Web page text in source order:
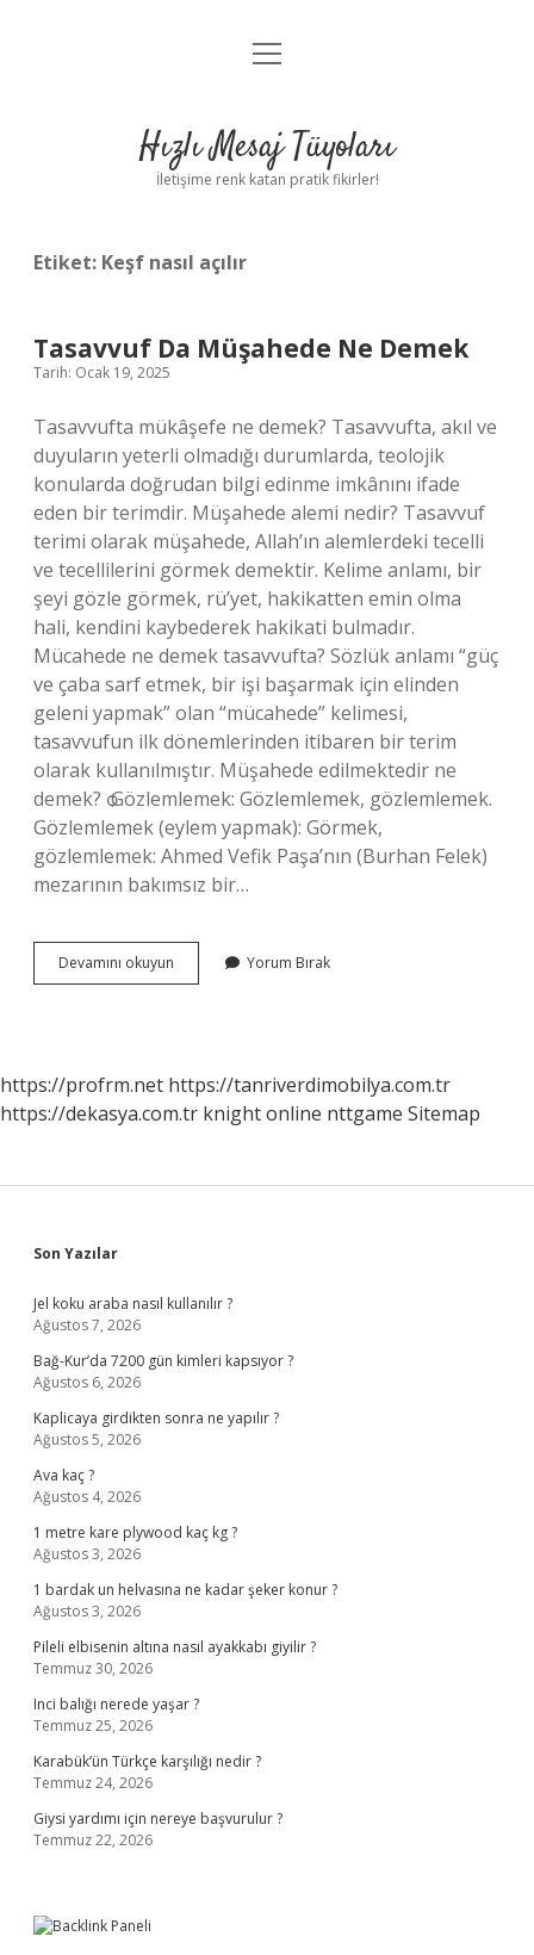
Anasayfa
Yasal Uyarı
menüyü
Hızlı Mesaj Tüyoları
İletişime renk katan pratik fikirler!
Etiket: Keşf nasıl açılır
Tasavvuf Da Müşahede Ne Demek
Tarih: Ocak 19, 2025
Tasavvufta mükâşefe ne demek? Tasavvufta, akıl ve
duyuların yeterli olmadığı durumlarda, teolojik
konularda doğrudan bilgi edinme imkânını ifade
eden bir terimdir. Müşahede alemi nedir? Tasavvuf
terimi olarak müşahede, Allah’ın alemlerdeki tecelli
ve tecellilerini görmek demektir. Kelime anlamı, bir
şeyi gözle görmek, rü’yet, hakikatten emin olma
hali, kendini kaybederek hakikati bulmadır.
Mücahede ne demek tasavvufta? Sözlük anlamı “güç
ve çaba sarf etmek, bir işi başarmak için elinden
geleni yapmak” olan “mücahede” kelimesi,
tasavvufun ilk dönemlerinden itibaren bir terim
olarak kullanılmıştır. Müşahede edilmektedir ne
demek? ѻ Gözlemlemek: Gözlemlemek, gözlemlemek.
Gözlemlemek (eylem yapmak): Görmek,
gözlemlemek: Ahmed Vefik Paşa’nın (Burhan Felek)
mezarının bakımsız bir…
Devamını okuyun Tasavvuf
Da
Yorum Bırak
https://profrm.net https://tanriverdimobilya.com.tr
https://dekasya.com.tr knight online nttgame Sitemap
Sidebar
Son Yazılar
Jel koku araba nasıl kullanılır ?
Ağustos 7, 2026
Bağ-Kur’da 7200 gün kimleri kapsıyor ?
Ağustos 6, 2026
Kaplicaya girdikten sonra ne yapılır ?
Ağustos 5, 2026
Ava kaç ?
Ağustos 4, 2026
1 metre kare plywood kaç kg ?
Ağustos 3, 2026
1 bardak un helvasına ne kadar şeker konur ?
Ağustos 3, 2026
Pileli elbisenin altına nasıl ayakkabı giyilir ?
Temmuz 30, 2026
Inci balığı nerede yaşar ?
Temmuz 25, 2026
Karabük’ün Türkçe karşılığı nedir ?
Temmuz 24, 2026
Giysi yardımı için nereye başvurulur ?
Temmuz 22, 2026